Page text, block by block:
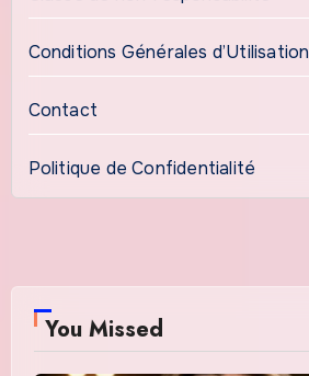
Conditions Générales d’Utilisation
Contact
Politique de Confidentialité
You Missed